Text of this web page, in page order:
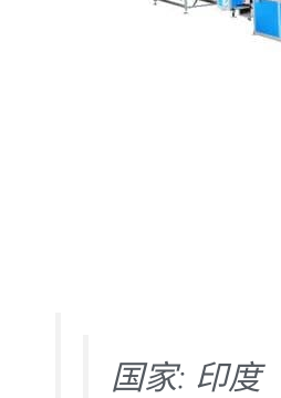
国家: 印度